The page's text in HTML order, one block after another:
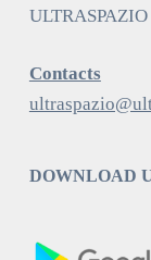
Contacts
DOWNLOAD